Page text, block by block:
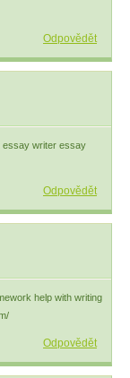
Odpovědět
essay writer essay
Odpovědět
help with writing
Odpovědět